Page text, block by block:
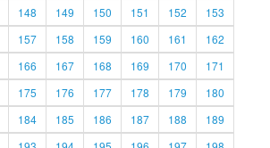
148 149 150 151 152
153
157 158 159 160 161
162
166 167 168 169 170
171
175 176 177 178 179
180
184 185 186 187 188
189